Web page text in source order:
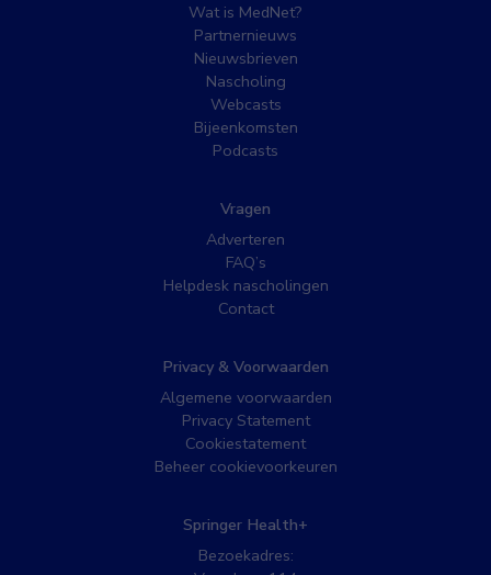
Wat is MedNet?
Partnernieuws
Nieuwsbrieven
Nascholing
Webcasts
Bijeenkomsten
Podcasts
Vragen
Adverteren
FAQ’s
Helpdesk nascholingen
Contact
Privacy & Voorwaarden
Algemene voorwaarden
Privacy Statement
Cookiestatement
Beheer cookievoorkeuren
Springer Health+
Bezoekadres: